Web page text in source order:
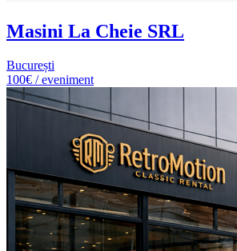
Masini La Cheie SRL
București
100€ / eveniment